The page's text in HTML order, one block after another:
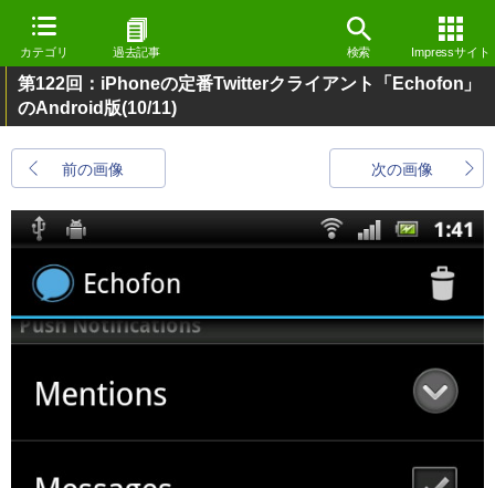
カテゴリ 過去記事 検索 Impressサイト
第122回：iPhoneの定番Twitterクライアント「Echofon」
のAndroid版(10/11)
前の画像 次の画像